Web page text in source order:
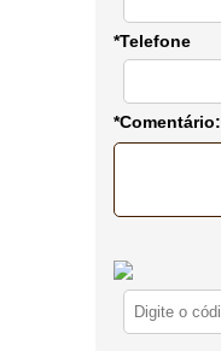
*Telefone
*Comentário: